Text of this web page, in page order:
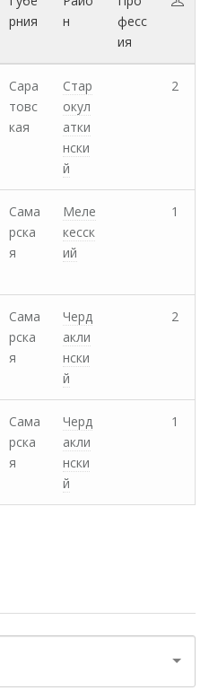
рния
н
фесс
ия
Сара
товс
кая
Стар
окул
атки
нски
й
2
Сама
рска
я
Меле
кесск
ий
1
Сама
рска
я
Черд
акли
нски
й
2
Сама
рска
я
Черд
акли
нски
й
1